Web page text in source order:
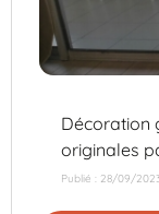
Décoration
originales
Publié : 28/09/2023